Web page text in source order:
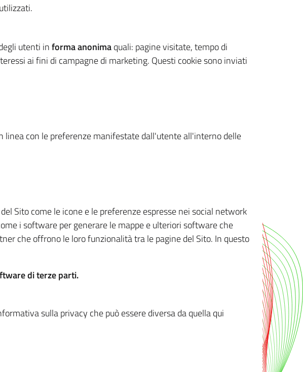
utenti informa anonimaquali: pagine visitate, tempo di
ai fini di campagne di marketing. Questi cookie sono inviati
linea con le preferenze manifestate dall'utente all'interno delle
Sito come le icone e le preferenze espresse nei social network
i software per generare le mappe e ulteriori software che
che offrono le loro funzionalità tra le pagine del Sito. In questo
di terze parti.
sulla privacy che può essere diversa da quella qui